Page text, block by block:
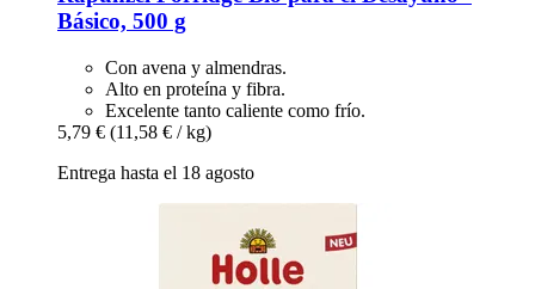
Básico, 500 g
Con avena y almendras.
Alto en proteína y fibra.
Excelente tanto caliente como frío.
5,79 € (11,58 € / kg)
Entrega hasta el 18 agosto